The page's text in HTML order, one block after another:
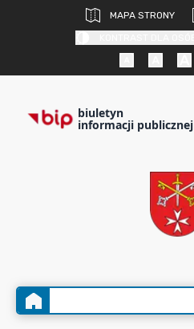
MAPA STRONY
biuletyn
informacji publicznej